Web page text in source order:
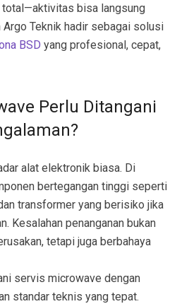
total—aktivitas bisa langsung
Argo Teknik hadir sebagai solusi
BSD yang profesional, cepat,
Perlu Ditangani
alat elektronik biasa. Di
bertegangan tinggi seperti
transformer yang berisiko jika
Kesalahan penanganan bukan
tetapi juga berbahaya
servis microwave dengan
standar teknis yang tepat.